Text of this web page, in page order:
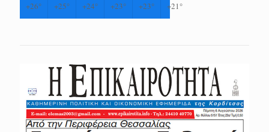
+26° +25° +24° +23° +23° +21°